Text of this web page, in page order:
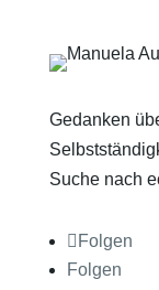
Gedanken
Suche nach
Folgen
Folgen